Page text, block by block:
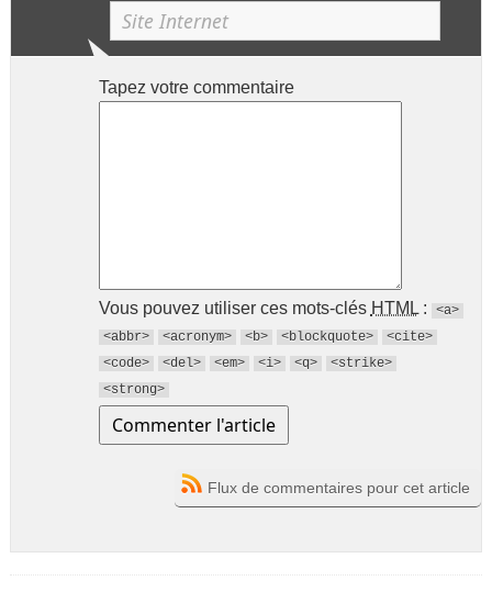
Tapez votre commentaire
Vous pouvez utiliser ces mots-clés HTML:
<a>
<abbr>
<acronym> <b> <blockquote>
<cite>
<code>
<del> <em> <i> <q>
<strike>
<strong>
Flux de commentaires pour cet article